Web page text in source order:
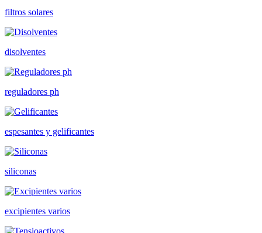
filtros solares
disolventes
reguladores ph
espesantes y gelificantes
siliconas
excipientes varios